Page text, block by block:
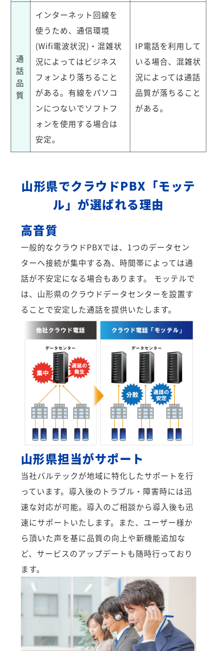
通
話
品
質
インターネット回線を
使うため、通信環境
(Wifi電波状況)・混雑状
況によってはビジネス
フォンより落ちること
がある。有線をパソコ
ンにつないでソフトフ
ォンを使用する場合は
安定。
IP電話を利用して
いる場合、混雑状
況によっては通話
品質が落ちること
がある。
山形県でクラウドPBX「モッテ
ル」が選ばれる理由
高音質
一般的なクラウドPBXでは、1つのデータセン
ターへ接続が集中する為、時間帯によっては通
話が不安定になる場合もあります。 モッテルで
は、山形県のクラウドデータセンターを設置す
ることで安定した通話を提供いたします。
山形県担当がサポート
当社バルテックが地域に特化したサポートを行
っています。導入後のトラブル・障害時には迅
速な対応が可能。導入のご相談から導入後も迅
速にサポートいたします。また、ユーザー様か
ら頂いた声を基に品質の向上や新機能追加な
ど、サービスのアップデートも随時行っており
ます。